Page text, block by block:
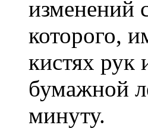
изменений
которого,
кистях рук
бумажной
минуту.